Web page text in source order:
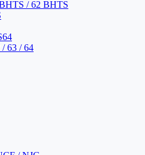
/ 62 BHTS
63 / 64